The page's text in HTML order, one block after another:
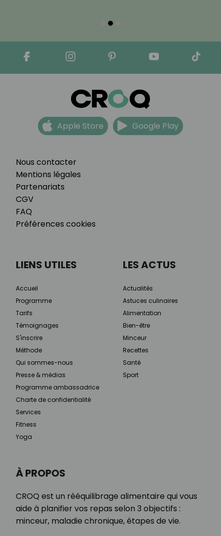
Nous contacter
Mentions légales
Partenariats
CGV
FAQ
Préférences cookies
Apple Store Google Play
À PROPOS
CROQ est un rééquilibrage alimentaire qui vous
aide à planifier vos repas selon 3 objectifs :
minceur, maladie chronique, étapes de vie.
LIENS UTILES
Accueil
Programme
Tarifs
Témoignages
S'inscrire
Méthode
Qui sommes-nous
Presse & médias
Programme ambassadrice
Charte de confidentialité
Services
Fitness
Yoga
LES ACTUS
Actualités
Astuces culinaires
Alimentation
Bien-être
Minceur
Recettes
Santé
Sport